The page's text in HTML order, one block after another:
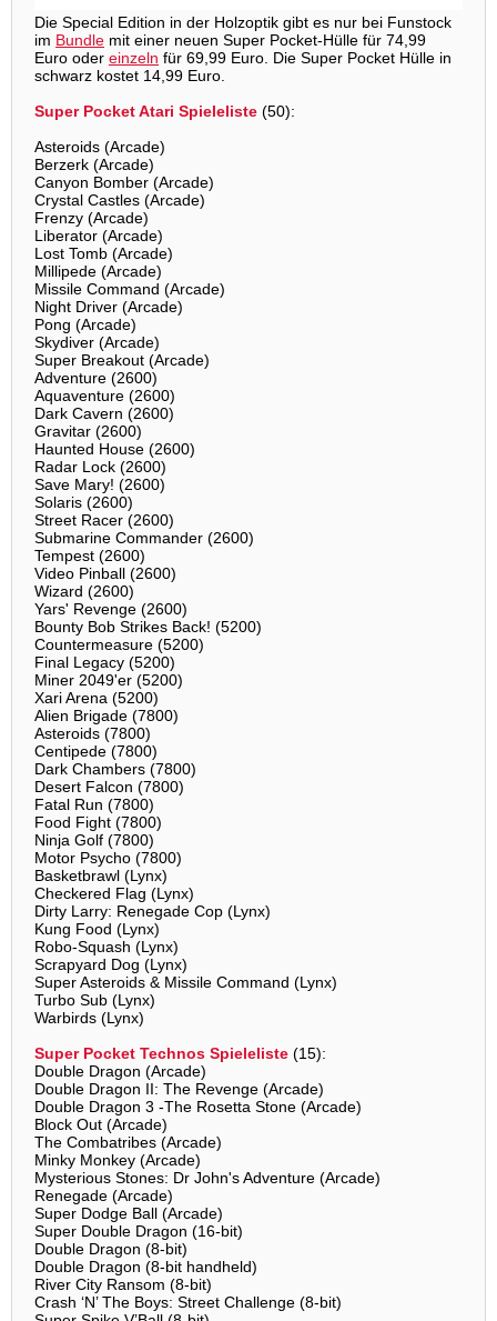
Die Special Edition in der Holzoptik gibt es nur bei Funstock
im Bundle mit einer neuen Super Pocket-Hülle für 74,99
Euro oder einzeln für 69,99 Euro. Die Super Pocket Hülle in
schwarz kostet 14,99 Euro.
Super Pocket Atari Spieleliste (50):
Asteroids (Arcade)
Berzerk (Arcade)
Canyon Bomber (Arcade)
Crystal Castles (Arcade)
Frenzy (Arcade)
Liberator (Arcade)
Lost Tomb (Arcade)
Millipede (Arcade)
Missile Command (Arcade)
Night Driver (Arcade)
Pong (Arcade)
Skydiver (Arcade)
Super Breakout (Arcade)
Adventure (2600)
Aquaventure (2600)
Dark Cavern (2600)
Gravitar (2600)
Haunted House (2600)
Radar Lock (2600)
Save Mary! (2600)
Solaris (2600)
Street Racer (2600)
Submarine Commander (2600)
Tempest (2600)
Video Pinball (2600)
Wizard (2600)
Yars' Revenge (2600)
Bounty Bob Strikes Back! (5200)
Countermeasure (5200)
Final Legacy (5200)
Miner 2049'er (5200)
Xari Arena (5200)
Alien Brigade (7800)
Asteroids (7800)
Centipede (7800)
Dark Chambers (7800)
Desert Falcon (7800)
Fatal Run (7800)
Food Fight (7800)
Ninja Golf (7800)
Motor Psycho (7800)
Basketbrawl (Lynx)
Checkered Flag (Lynx)
Dirty Larry: Renegade Cop (Lynx)
Kung Food (Lynx)
Robo-Squash (Lynx)
Scrapyard Dog (Lynx)
Super Asteroids & Missile Command (Lynx)
Turbo Sub (Lynx)
Warbirds (Lynx)
Super Pocket Technos Spieleliste (15):
Double Dragon (Arcade)
Double Dragon II: The Revenge (Arcade)
Double Dragon 3 -The Rosetta Stone (Arcade)
Block Out (Arcade)
The Combatribes (Arcade)
Minky Monkey (Arcade)
Mysterious Stones: Dr John's Adventure (Arcade)
Renegade (Arcade)
Super Dodge Ball (Arcade)
Super Double Dragon (16-bit)
Double Dragon (8-bit)
Double Dragon (8-bit handheld)
River City Ransom (8-bit)
Crash ‘N’ The Boys: Street Challenge (8-bit)